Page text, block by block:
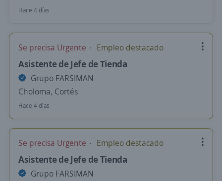
Hace 4 días
Se precisa Urgente Empleo destacado
Asistente de Jefe de Tienda
Grupo FARSIMAN
Choloma, Cortés
Hace 4 días
Se precisa Urgente Empleo destacado
Asistente de Jefe de Tienda
Grupo FARSIMAN